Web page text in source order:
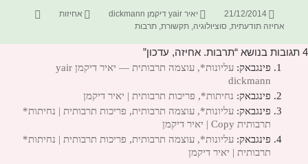
פורסם
בתאריך
21/12/2014 מחבר
יאיר yair דיקמן dickmann קטגוריות
אחיזות
אחיזה תודעתית,סוציולוגיה,תקשורת,תרבות
4 תגובות בנושא “תרבות. אחיזה, עדכון”
פינגבאק:
עליונות*, עוצמה תרבותית — יאיר דיקמן yair
dickmann
פינגבאק: נחיתות*, פריכות תרבותית | יאיר דיקמן
פינגבאק:עליונות*, עוצמה תרבותית, פריכות תרבותית | נחיתות*
תרבותית Copy | יאיר דיקמן
פינגבאק:עליונות*, עוצמה תרבותית, פריכות תרבותית | נחיתות*
תרבותית | יאיר דיקמן